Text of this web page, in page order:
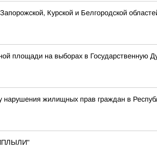
Курской и Белгородской
площади на выборах в Государственную
нарушения жилищных прав граждан в